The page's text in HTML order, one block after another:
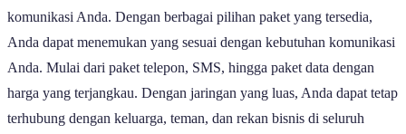
komunikasi Anda. Dengan berbagai pilihan paket yang tersedia,
Anda dapat menemukan yang sesuai dengan kebutuhan komunikasi
Anda. Mulai dari paket telepon, SMS, hingga paket data dengan
harga yang terjangkau. Dengan jaringan yang luas, Anda dapat tetap
terhubung dengan keluarga, teman, dan rekan bisnis di seluruh